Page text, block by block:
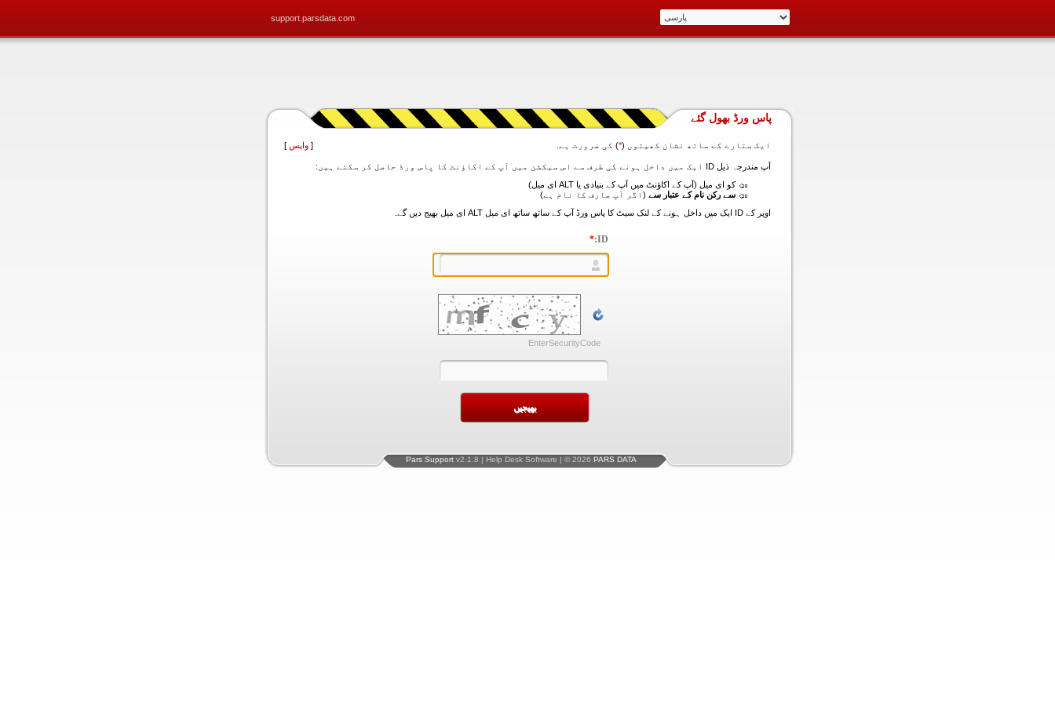
support.parsdata.com
پاس ورڈ بھول گئے
ایک ستارے کے ساتھ نشان کھیتوں (*) کی ضرورت ہے. [ واپس ]
آپ مندرجہ ذیل ID ایک میں داخل ہونے کی طرف سے اس سیکشن میں آپ کے اکاؤنٹ کا پاس ورڈ حاصل کر سکتے ہیں:
کو ای میل (آپ کے اکاؤنٹ میں آپ کے بنیادی یا ALT ای میل)
سے رکن نام کے عتبار سے (اگر آپ صارف کا نام ہے)
اوپر کے ID ایک میں داخل ہونے کے لنک سیٹ کا پاس ورڈ آپ کے ساتھ ساتھ ای میل ALT ای میل بھیج دیں گے.
ID:
*
EnterSecurityCode
Pars Support v2.1.8 | Help Desk Software | © 2026 PARS DATA